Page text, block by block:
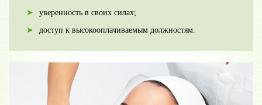
уверенность в своих силах;
доступ к высокооплачиваемым должностям.